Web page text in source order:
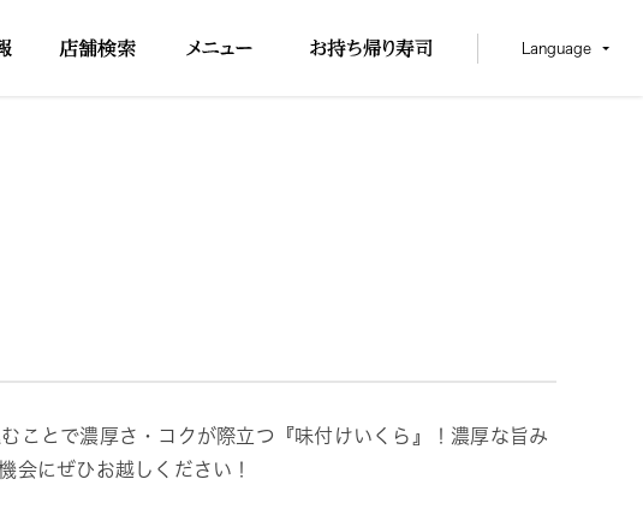
Language
ことで濃厚さ・コクが際立つ『味付けいくら』！濃厚な旨み
会にぜひお越しください！